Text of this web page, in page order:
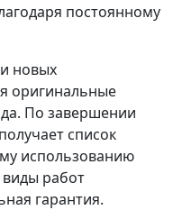
постоянному
новых
оригинальные
По завершении
список
использованию
работ
гарантия.